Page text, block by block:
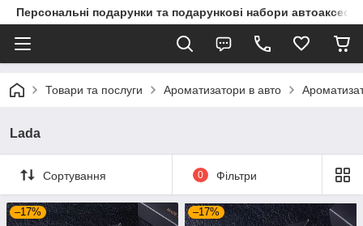
Персональні подарунки та подарункові набори
Товари та послуги Ароматизатори в авто
Lada
Сортування 0 Фільтри
–17% –17%